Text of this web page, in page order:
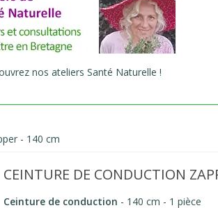
nos ateliers Santé Naturelle !
- 140 cm
CEINTURE DE CONDUCTION
Ceinture de conduction - 140 cm - 1 pièce